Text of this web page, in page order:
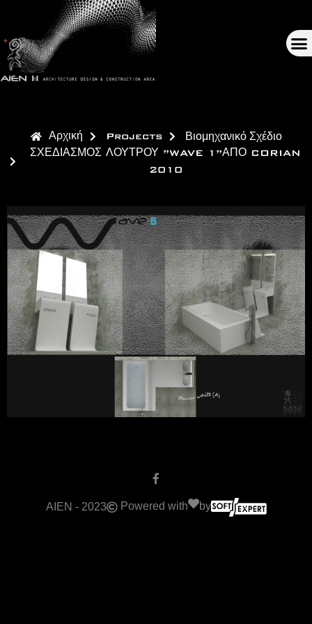
Αρχική Projects
Βιομηχανικό Σχέδιο
ΣΧΕΔΙΑΣΜΟΣ ΛΟΥΤΡΟΥ ”WAVE 1”ΑΠΟ CORIAN
2010
AIEN - 2023 Powered with by